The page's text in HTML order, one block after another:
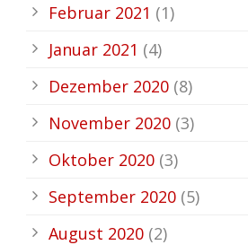
Februar 2021 (1)
Januar 2021 (4)
Dezember 2020 (8)
November 2020 (3)
Oktober 2020 (3)
September 2020 (5)
August 2020 (2)